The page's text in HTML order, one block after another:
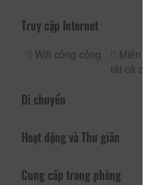
Truy cập Internet
Wifi công cộng
Miễn phí
tất cả các
Di chuyển
Hoạt động và Thư giãn
Cung cấp trong phòng